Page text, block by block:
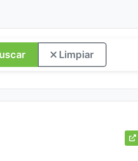
Limpiar